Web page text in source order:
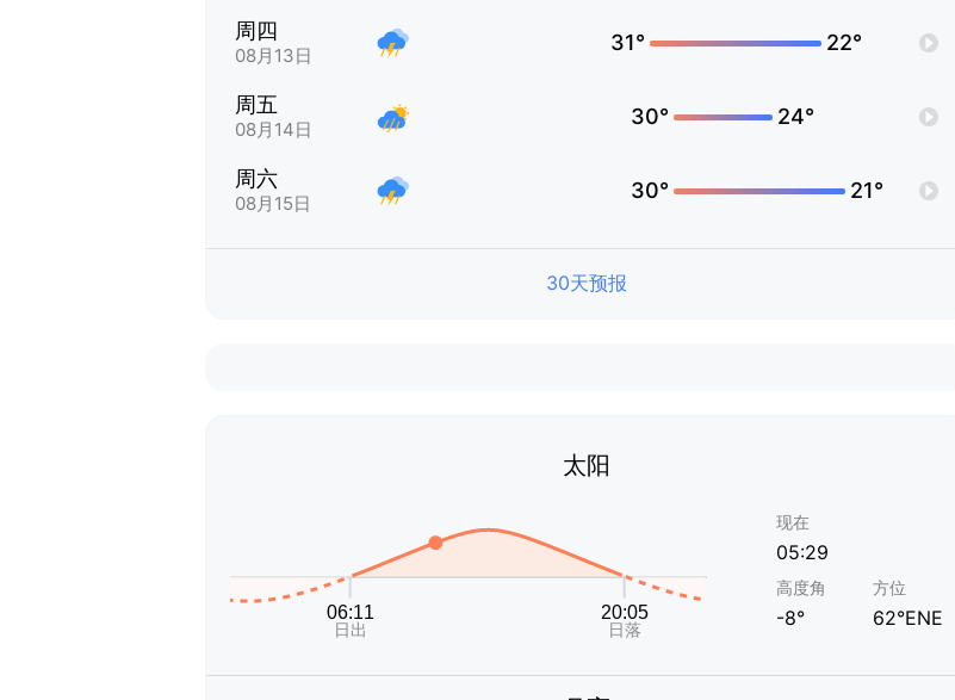
周四
08月13日
31° 22°
周五
08月14日
30° 24°
周六
08月15日
30° 21°
30天预报
太阳
现在
05:29
高度角
-8°
方位
62°ENE